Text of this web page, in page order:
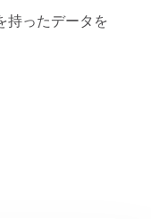
持ったデータを